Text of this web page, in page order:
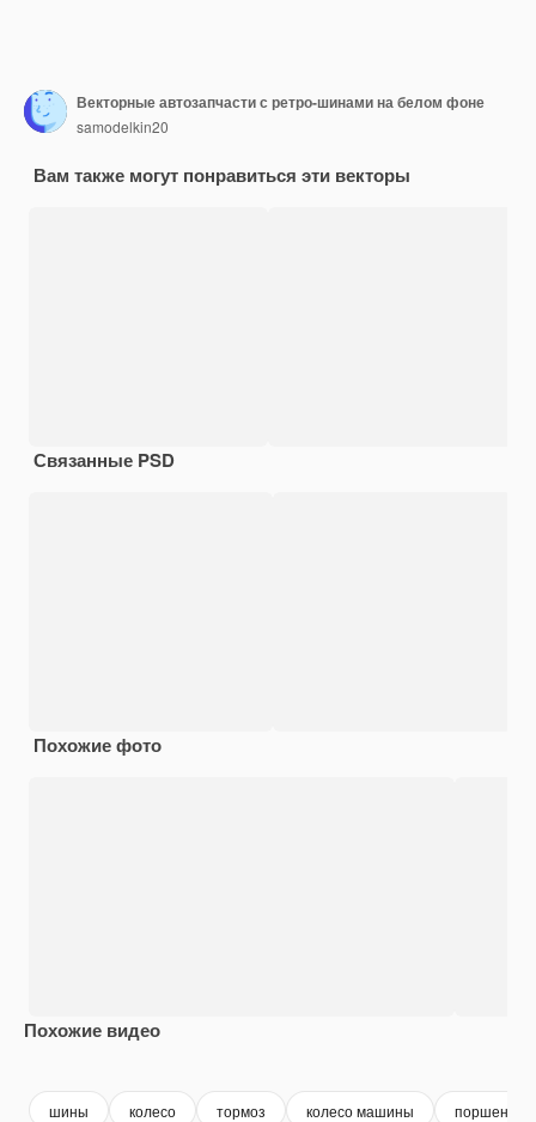
Векторные автозапчасти с ретро-шинами на белом фоне
samodelkin20
Вам также могут понравиться эти векторы
Связанные PSD
Похожие фото
Похожие видео
шины колесо тормоз колесо машины поршень